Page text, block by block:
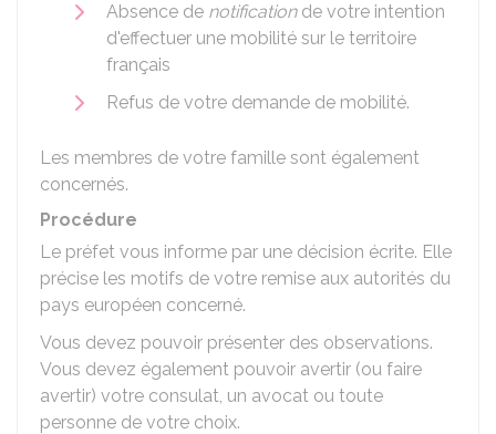
Absence de notificationde votre intention
d'effectuer une mobilité sur le territoire
français
Refus de votre demande de mobilité.
Les membres de votre famille sont également
concernés.
Procédure
Le préfet vous informe par une décision écrite. Elle
précise les motifs de votre remise aux autorités du
pays européen concerné.
Vous devez pouvoir présenter des observations.
Vous devez également pouvoir avertir (ou faire
avertir) votre consulat, un avocat ou toute
personne de votre choix.